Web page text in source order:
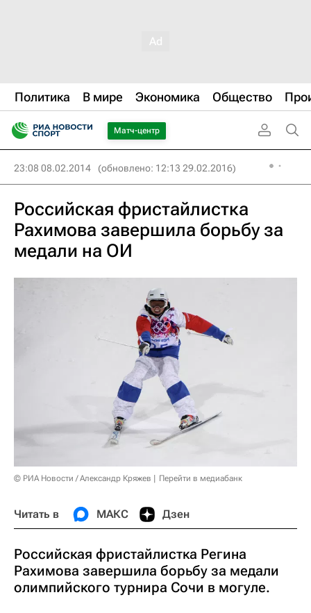
Политика В мире Экономика Общество
Матч-центр
23:08 08.02.2014 (обновлено: 12:13 29.02.2016)
Российская фристайлистка
Рахимова завершила борьбу за
медали на ОИ
© РИА Новости / Александр Кряжев Перейти в медиабанк
Читать в МАКС Дзен
Российская фристайлистка Регина
Рахимова завершила борьбу за медали
олимпийского турнира Сочи в могуле.